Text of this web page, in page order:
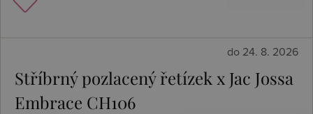
do 24. 8. 2026
Stříbrný pozlacený řetízek x Jac Jossa
Embrace CH106